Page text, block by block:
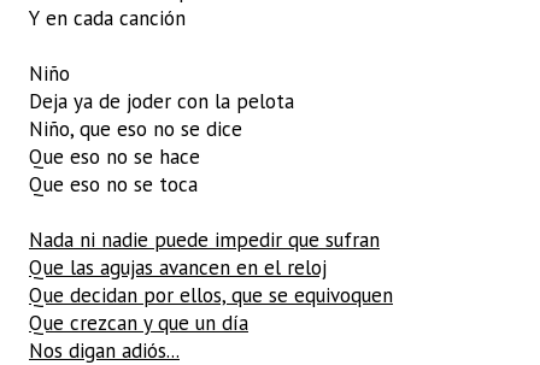
Y en cada canción
Niño
Deja ya de joder con la pelota
Niño, que eso no se dice
Que eso no se hace
Que eso no se toca
Nada ni nadie puede impedir que sufran
Que las agujas avancen en el reloj
Que decidan por ellos, que se equivoquen
Que crezcan y que un día
Nos digan adiós...